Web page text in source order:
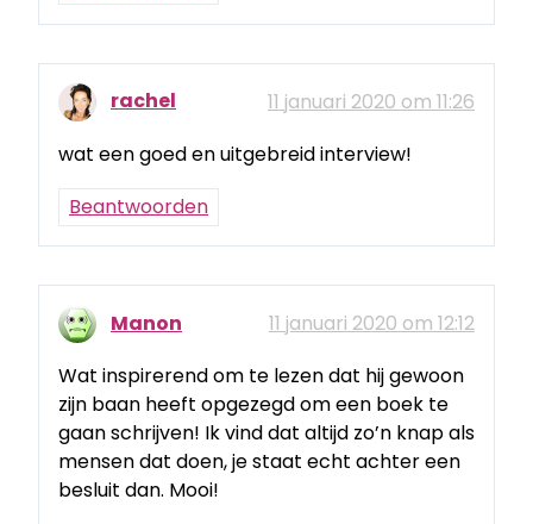
rachel
11 januari 2020 om 11:26
wat een goed en uitgebreid interview!
Beantwoorden
Manon
11 januari 2020 om 12:12
Wat inspirerend om te lezen dat hij gewoon
zijn baan heeft opgezegd om een boek te
gaan schrijven! Ik vind dat altijd zo’n knap als
mensen dat doen, je staat echt achter een
besluit dan. Mooi!